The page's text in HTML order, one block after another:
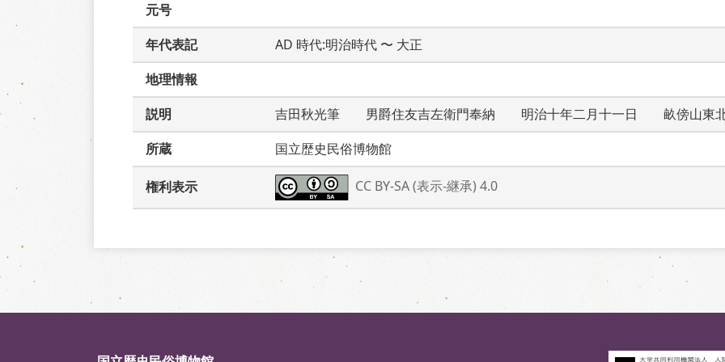
元号
年代表記
AD 時代:明治時代 〜 大正
地理情報
説明
吉田秋光筆　　男爵住友吉左衛門奉納　　明治十年二月十一日　　畝傍山東
所蔵
国立歴史民俗博物館
権利表示 CC BY-SA (表示-継承) 4.0